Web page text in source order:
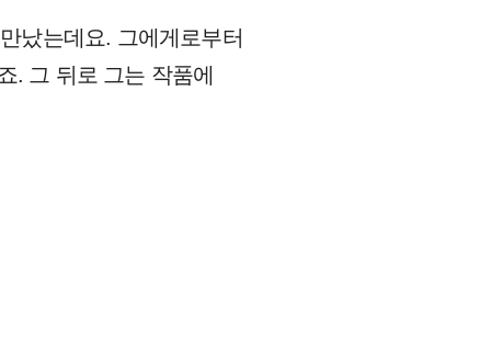
났는데요. 그에게로부터
. 그 뒤로 그는 작품에